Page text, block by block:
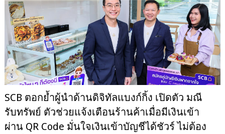
SCB ตอกย้ำผู้นำด้านดิจิทัลแบงก์กิ้ง เปิดตัว มณี
รับทรัพย์ ตัวช่วยแจ้งเตือนร้านค้าเมื่อมีเงินเข้า
ผ่าน QR Code มั่นใจเงินเข้าบัญชีได้ชัวร์ ไม่ต้อง